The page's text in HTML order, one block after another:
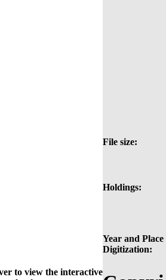
File size:
Holdings:
Year and Place
Digitization:
to view the interactive